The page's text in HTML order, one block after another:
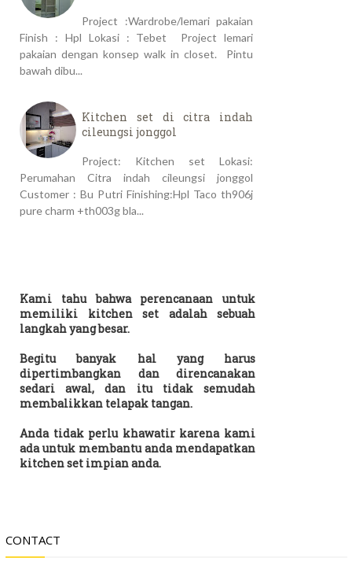
Project :Wardrobe/lemari pakaian
Finish : Hpl Lokasi : Tebet Project lemari
pakaian dengan konsep walk in closet. Pintu
bawah dibu...
Kitchen set di citra indah
cileungsi jonggol
Project: Kitchen set Lokasi:
Perumahan Citra indah cileungsi jonggol
Customer : Bu Putri Finishing:Hpl Taco th906j
pure charm +th003g bla...
Kami tahu bahwa perencanaan untuk
memiliki kitchen set adalah sebuah
langkah yang besar.
Begitu banyak hal yang harus
dipertimbangkan dan direncanakan
sedari awal, dan itu tidak semudah
membalikkan telapak tangan.
Anda tidak perlu khawatir karena kami
ada untuk membantu anda mendapatkan
kitchen set impian anda.
CONTACT